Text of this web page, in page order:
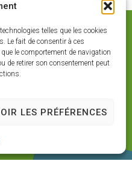
telles que les cookies
Le fait de consentir à ces
le comportement de navigation
de retirer son consentement peut
LES PRÉFÉRENCES